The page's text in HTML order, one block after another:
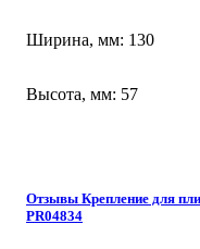
Ширина, мм: 130
Высота, мм: 57
Отзывы Крепление для
PR04834